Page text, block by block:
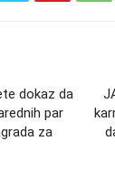
dokaz da
par
za